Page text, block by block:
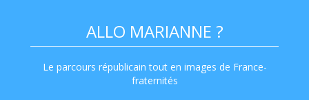
ALLO MARIANNE ?
Le parcours républicain tout en images de France-
fraternités